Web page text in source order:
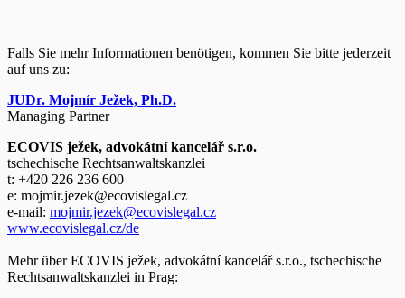
Falls Sie mehr Informationen benötigen, kommen Sie bitte jederzeit
auf uns zu:
JUDr. Mojmír Ježek, Ph.D.
Managing Partner
ECOVIS ježek, advokátní kancelář s.r.o.
tschechische Rechtsanwaltskanzlei
t: +420 226 236 600
e: mojmir.jezek@ecovislegal.cz
e-mail: mojmir.jezek@ecovislegal.cz
www.ecovislegal.cz/de
Mehr über ECOVIS ježek, advokátní kancelář s.r.o., tschechische
Rechtsanwaltskanzlei in Prag: